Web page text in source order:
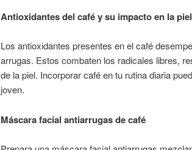
Antioxidantes del café y su impacto en la piel
Los antioxidantes presentes en el café
arrugas. Estos combaten los radicales libres,
de la piel. Incorporar café en tu rutina diaria
joven.
Máscara facial antiarrugas de café